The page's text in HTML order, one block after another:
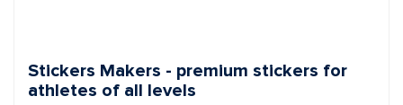
Stickers Makers - premium stickers for
athletes of all levels